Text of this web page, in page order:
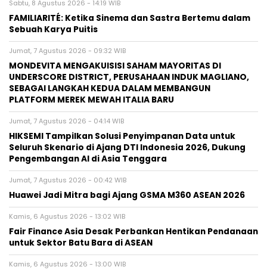
Sabtu, 8 Agustus 2026 - 14:19 WIB
FAMILIARITÉ: Ketika Sinema dan Sastra Bertemu dalam
Sebuah Karya Puitis
Jumat, 7 Agustus 2026 - 09:32 WIB
MONDEVITA MENGAKUISISI SAHAM MAYORITAS DI
UNDERSCORE DISTRICT, PERUSAHAAN INDUK MAGLIANO,
SEBAGAI LANGKAH KEDUA DALAM MEMBANGUN
PLATFORM MEREK MEWAH ITALIA BARU
Jumat, 7 Agustus 2026 - 04:14 WIB
HIKSEMI Tampilkan Solusi Penyimpanan Data untuk
Seluruh Skenario di Ajang DTI Indonesia 2026, Dukung
Pengembangan AI di Asia Tenggara
Jumat, 7 Agustus 2026 - 00:42 WIB
Huawei Jadi Mitra bagi Ajang GSMA M360 ASEAN 2026
Kamis, 6 Agustus 2026 - 13:02 WIB
Fair Finance Asia Desak Perbankan Hentikan Pendanaan
untuk Sektor Batu Bara di ASEAN
Kamis, 6 Agustus 2026 - 13:00 WIB